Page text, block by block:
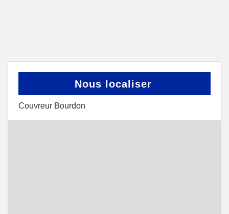
Nous localiser
Couvreur Bourdon